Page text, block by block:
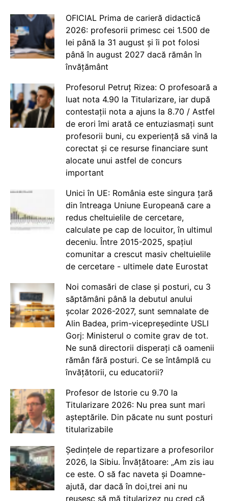
OFICIAL Prima de carieră didactică
2026: profesorii primesc cei 1.500 de
lei până la 31 august și îi pot folosi
până în august 2027 dacă rămân în
învățământ
Profesorul Petruț Rizea: O profesoară a
luat nota 4.90 la Titularizare, iar după
contestații nota a ajuns la 8.70 / Astfel
de erori îmi arată ce entuziasmați sunt
profesorii buni, cu experiență să vină la
corectat și ce resurse financiare sunt
alocate unui astfel de concurs
important
Unici în UE: România este singura țară
din întreaga Uniune Europeană care a
redus cheltuielile de cercetare,
calculate pe cap de locuitor, în ultimul
deceniu. Între 2015-2025, spațiul
comunitar a crescut masiv cheltuielile
de cercetare - ultimele date Eurostat
Noi comasări de clase și posturi, cu 3
săptămâni până la debutul anului
școlar 2026-2027, sunt semnalate de
Alin Badea, prim-vicepreședinte USLI
Gorj: Ministerul o comite grav de tot.
Ne sună directorii disperați că oamenii
rămân fără posturi. Ce se întâmplă cu
învățătorii, cu educatorii?
Profesor de Istorie cu 9.70 la
Titularizare 2026: Nu prea sunt mari
așteptările. Din păcate nu sunt posturi
titularizabile
Ședințele de repartizare a profesorilor
2026, la Sibiu. Învățătoare: „Am zis iau
ce este. O să fac naveta și Doamne-
ajută, dar dacă în doi,trei ani nu
reușesc să mă titularizez nu cred că